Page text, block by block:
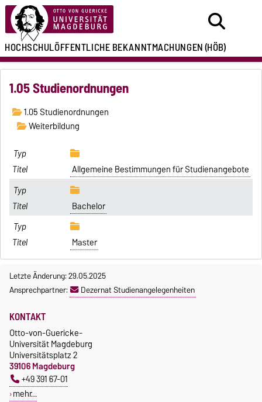
HOCHSCHULÖFFENTLICHEBEKANNTMACHUNGEN(HÖB)
1.05 Studienordnungen
1.05 Studienordnungen
Weiterbildung
Allgemeine Bestimmungen für Studienangebote
Bachelor
Master
Letzte Änderung: 29.05.2025
Ansprechpartner:
Dezernat Studienangelegenheiten
KONTAKT
Otto-von-Guericke-
Universität Magdeburg
Universitätsplatz 2
39106 Magdeburg
+49 391 67-01
mehr…